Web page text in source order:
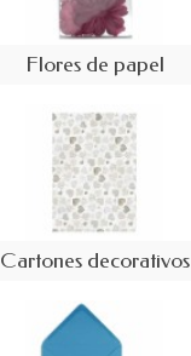
Flores de papel
Cartones decorativos